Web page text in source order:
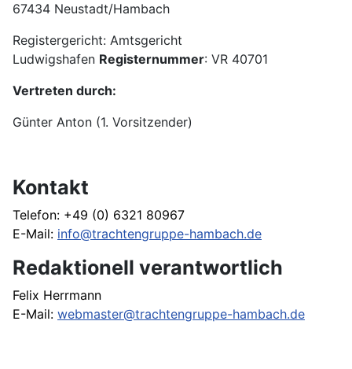
67434 Neustadt/Hambach
Registergericht: Amtsgericht
Ludwigshafen Registernummer: VR 40701
Vertreten durch:
Günter Anton (1. Vorsitzender)
Kontakt
Telefon: +49 (0) 6321 80967
E-Mail: info@trachtengruppe-hambach.de
Redaktionell verantwortlich
Felix Herrmann
E-Mail: webmaster@trachtengruppe-hambach.de